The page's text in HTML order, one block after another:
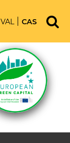
VAL CAS